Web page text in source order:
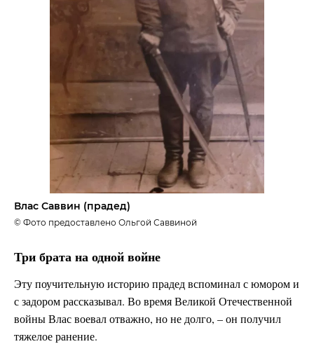
Влас Саввин (прадед)
© Фото предоставлено Ольгой Саввиной
Три брата на одной войне
Эту поучительную историю прадед вспоминал с юмором и
с задором рассказывал. Во время Великой Отечественной
войны Влас воевал отважно, но не долго, – он получил
тяжелое ранение.